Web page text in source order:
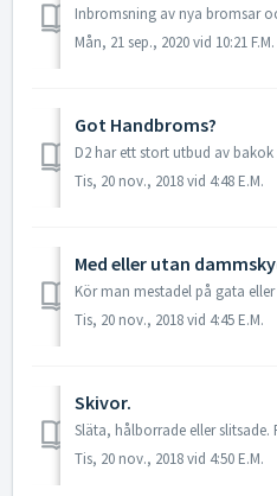
Mån, 21 sep., 2020 vid 10:21 F.M.
Got Handbroms?
Tis, 20 nov., 2018 vid 4:48 E.M.
Med eller utan
Tis, 20 nov., 2018 vid 4:45 E.M.
Skivor.
Tis, 20 nov., 2018 vid 4:50 E.M.